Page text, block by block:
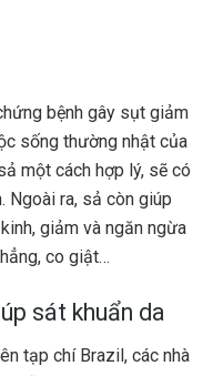
bệnh gây sụt giảm
sống thường nhật của
một cách hợp lý, sẽ có
Ngoài ra, sả còn giúp
giảm và ngăn ngừa
co giật…
sát khuẩn da
tạp chí Brazil, các nhà